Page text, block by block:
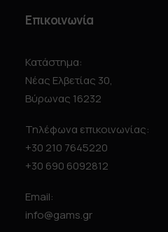
Επικοινωνία
Κατάστημα:
Νέας Ελβετίας 30,
Βύρωνας 16232
Τηλέφωνα επικοινωνίας:
+30 210 7645220
+30 690 6092812
Email:
info@gams.gr